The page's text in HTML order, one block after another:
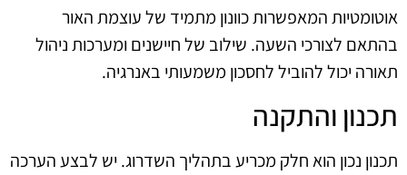
אוטומטיות המאפשרות כוונון מתמיד של עוצמת האור
בהתאם לצורכי השעה. שילוב של חיישנים ומערכות ניהול
תאורה יכול להוביל לחסכון משמעותי באנרגיה.
תכנון והתקנה
תכנון נכון הוא חלק מכריע בתהליך השדרוג. יש לבצע הערכה